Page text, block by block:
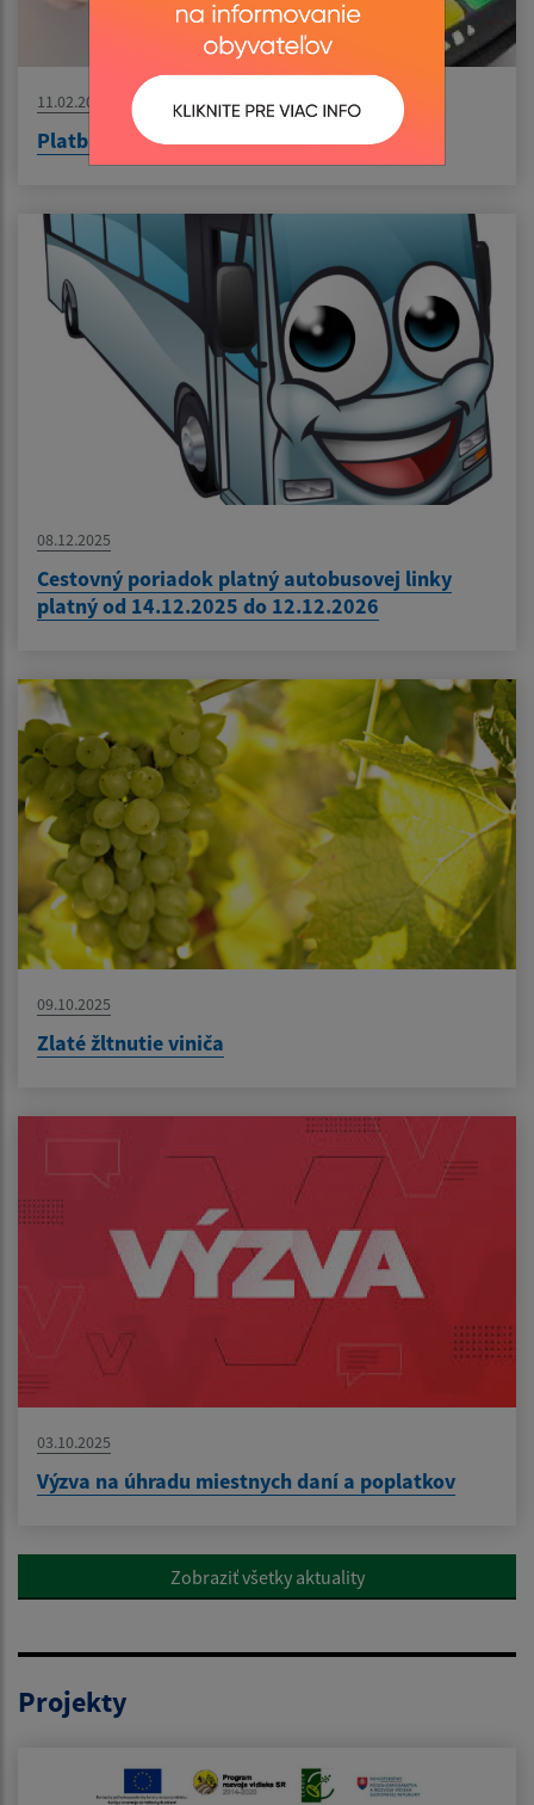
11.02.2026
Platba kartou na obecnom úrade
08.12.2025
Cestovný poriadok platný autobusovej linky
platný od 14.12.2025 do 12.12.2026
09.10.2025
Zlaté žltnutie viniča
03.10.2025
Výzva na úhradu miestnych daní a poplatkov
Zobraziť všetky aktuality
Projekty